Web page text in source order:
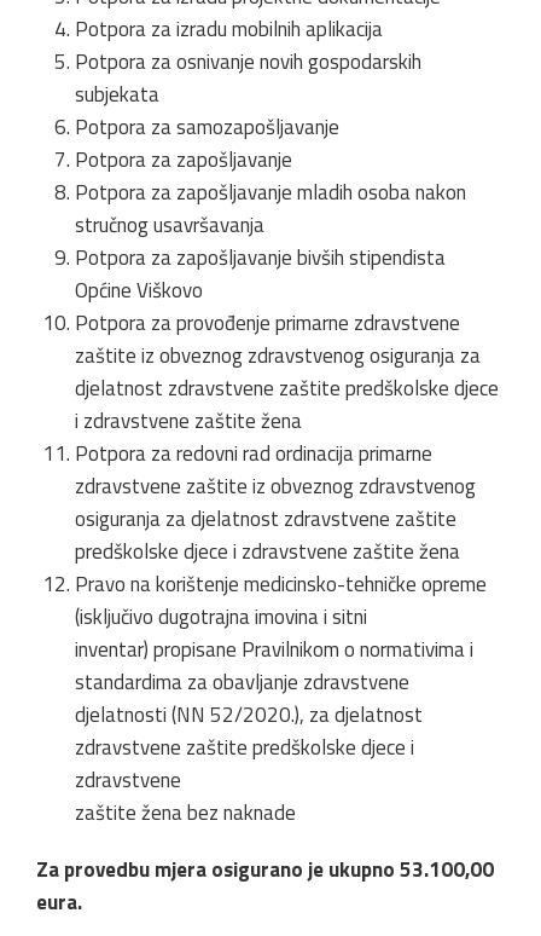
Potpora za izradu mobilnih aplikacija
Potpora za osnivanje novih gospodarskih
subjekata
Potpora za samozapošljavanje
Potpora za zapošljavanje
Potpora za zapošljavanje mladih osoba nakon
stručnog usavršavanja
Potpora za zapošljavanje bivših stipendista
Općine Viškovo
Potpora za provođenje primarne zdravstvene
zaštite iz obveznog zdravstvenog osiguranja za
djelatnost zdravstvene zaštite predškolske djece
i zdravstvene zaštite žena
Potpora za redovni rad ordinacija primarne
zdravstvene zaštite iz obveznog zdravstvenog
osiguranja za djelatnost zdravstvene zaštite
predškolske djece i zdravstvene zaštite žena
Pravo na korištenje medicinsko-tehničke opreme
(isključivo dugotrajna imovina i sitni
inventar) propisane Pravilnikom o normativima i
standardima za obavljanje zdravstvene
djelatnosti (NN 52/2020.), za djelatnost
zdravstvene zaštite predškolske djece i
zdravstvene
zaštite žena bez naknade
Za provedbu mjera osigurano je ukupno 53.100,00
eura.